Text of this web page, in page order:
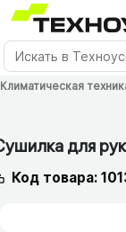
Климатическая
для
Код товара: